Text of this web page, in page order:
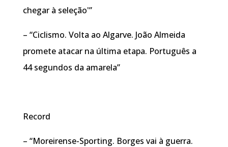
chegar à seleção'”
– “Ciclismo. Volta ao Algarve. João Almeida
promete atacar na última etapa. Português a
44 segundos da amarela”
Record
– “Moreirense-Sporting. Borges vai à guerra.